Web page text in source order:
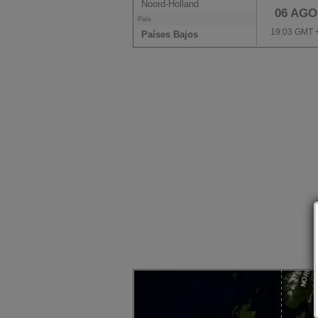
06
19:03 GMT
Noord-Holland
País
Países Bajos